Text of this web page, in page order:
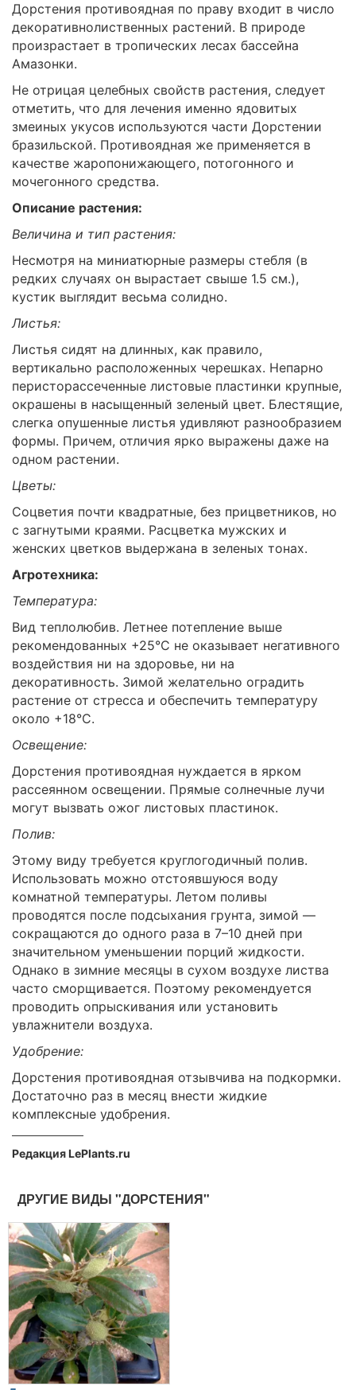
Дорстения противоядная по праву входит в число
декоративнолиственных растений. В природе
произрастает в тропических лесах бассейна
Амазонки.
Не отрицая целебных свойств растения, следует
отметить, что для лечения именно ядовитых
змеиных укусов используются части Дорстении
бразильской. Противоядная же применяется в
качестве жаропонижающего, потогонного и
мочегонного средства.
Описание растения:
Величина и тип растения:
Несмотря на миниатюрные размеры стебля (в
редких случаях он вырастает свыше 1.5 см.),
кустик выглядит весьма солидно.
Листья:
Листья сидят на длинных, как правило,
вертикально расположенных черешках. Непарно
перисторассеченные листовые пластинки крупные,
окрашены в насыщенный зеленый цвет. Блестящие,
слегка опушенные листья удивляют разнообразием
формы. Причем, отличия ярко выражены даже на
одном растении.
Цветы:
Соцветия почти квадратные, без прицветников, но
с загнутыми краями. Расцветка мужских и
женских цветков выдержана в зеленых тонах.
Агротехника:
Температура:
Вид теплолюбив. Летнее потепление выше
рекомендованных +25°C не оказывает негативного
воздействия ни на здоровье, ни на
декоративность. Зимой желательно оградить
растение от стресса и обеспечить температуру
около +18°C.
Освещение:
Дорстения противоядная нуждается в ярком
рассеянном освещении. Прямые солнечные лучи
могут вызвать ожог листовых пластинок.
Полив:
Этому виду требуется круглогодичный полив.
Использовать можно отстоявшуюся воду
комнатной температуры. Летом поливы
проводятся после подсыхания грунта, зимой —
сокращаются до одного раза в 7–10 дней при
значительном уменьшении порций жидкости.
Однако в зимние месяцы в сухом воздухе листва
часто сморщивается. Поэтому рекомендуется
проводить опрыскивания или установить
увлажнители воздуха.
Удобрение:
Дорстения противоядная отзывчива на подкормки.
Достаточно раз в месяц внести жидкие
комплексные удобрения.
Редакция LePlants.ru
ДРУГИЕ ВИДЫ "ДОРСТЕНИЯ"